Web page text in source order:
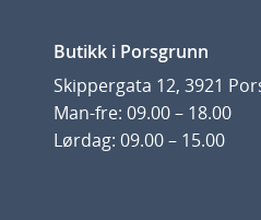
Butikk i Porsgrunn
Skippergata 12, 3921
Man-fre: 09.00 – 18.00
Lørdag: 09.00 – 15.00